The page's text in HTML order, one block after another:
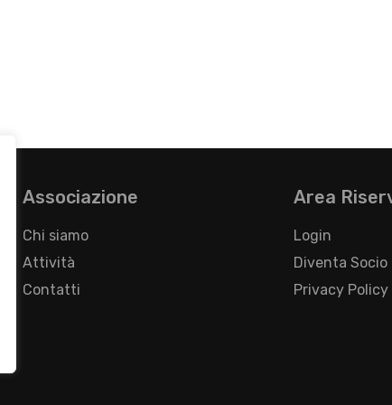
Associazione
Chi siamo
Attività
Contatti
Area
Login
Diventa Socio
Privacy Policy